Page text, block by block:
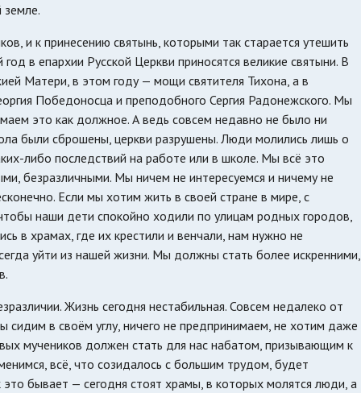
и к принесению святынь, которыми так старается утешить
в епархии Русской Церкви приносятся великие святыни. В
Матери, в этом году — мощи святителя Тихона, а в
Победоносца и преподобного Сергия Радонежского. Мы
это как должное. А ведь совсем недавно не было ни
были сброшены, церкви разрушены. Люди молились лишь о
либо последствий на работе или в школе. Мы всё это
безразличными. Мы ничем не интересуемся и ничему не
Если мы хотим жить в своей стране в мире, с
наши дети спокойно ходили по улицам родных городов,
в храмах, где их крестили и венчали, нам нужно не
уйти из нашей жизни. Мы должны стать более искренними,
Жизнь сегодня нестабильная. Совсем недалеко от
сидим в своём углу, ничего не предпринимаем, не хотим даже
мучеников должен стать для нас набатом, призывающим к
всё, что созидалось с большим трудом, будет
бывает — сегодня стоят храмы, в которых молятся люди, а